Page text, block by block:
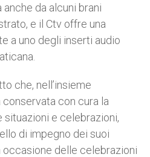
da alcuni brani
e il Ctv offre una
a uno degli inserti audio
che, nell’insieme
conservata con cura la
e celebrazioni,
di impegno dei suoi
occasione delle celebrazioni